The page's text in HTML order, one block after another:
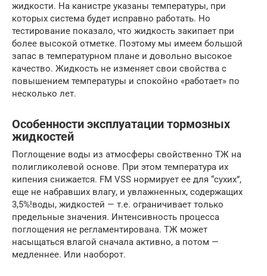
жидкости. На канистре указаны температуры, при
которых система будет исправно работать. Но
тестирование показало, что жидкость закипает при
более высокой отметке. Поэтому мы имеем большой
запас в температурном плане и довольно высокое
качество. Жидкость не изменяет свои свойства с
повышением температуры и спокойно «работает» по
несколько лет.
Особенности эксплуатации тормозных
жидкостей
Поглощение воды из атмосферы свойственно ТЖ на
полигликолевой основе. При этом температура их
кипения снижается. FM VSS нормирует ее для “сухих”,
еще не набравших влагу, и увлажненных, содержащих
3,5%!воды, жидкостей — т.е. ограничивает только
предельные значения. Интенсивность процесса
поглощения не регламентирована. ТЖ может
насыщаться влагой сначала активно, а потом —
медленнее. Или наоборот.